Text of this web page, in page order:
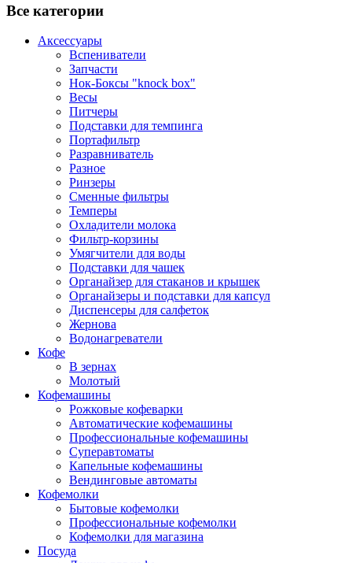
Все категории
Аксессуары
Вспениватели
Запчасти
Нок-Боксы "knock box"
Весы
Питчеры
Подставки для темпинга
Портафильтр
Разравниватель
Разное
Ринзеры
Сменные фильтры
Темперы
Охладители молока
Фильтр-корзины
Умягчители для воды
Подставки для чашек
Органайзер для стаканов и крышек
Органайзеры и подставки для капсул
Диспенсеры для салфеток
Жернова
Водонагреватели
Кофе
В зернах
Молотый
Кофемашины
Рожковые кофеварки
Автоматические кофемашины
Профессиональные кофемашины
Суперавтоматы
Капельные кофемашины
Вендинговые автоматы
Кофемолки
Бытовые кофемолки
Профессиональные кофемолки
Кофемолки для магазина
Посуда